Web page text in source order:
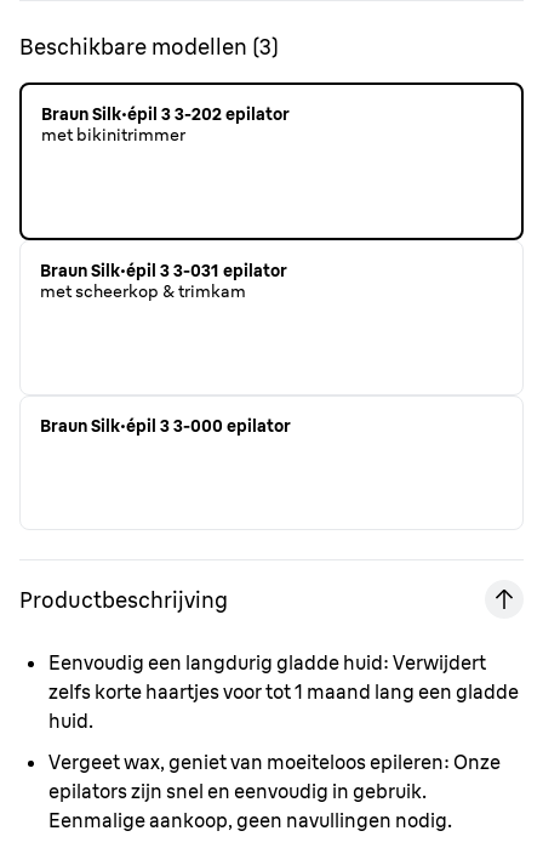
Beschikbare modellen (3)
Braun Silk·épil 3 3-202 epilator
met bikinitrimmer
Braun Silk·épil 3 3-031 epilator
met scheerkop & trimkam
Braun Silk·épil 3 3-000 epilator
Productbeschrijving
Eenvoudig een langdurig gladde huid: Verwijdert
zelfs korte haartjes voor tot 1 maand lang een gladde
huid.
Vergeet wax, geniet van moeiteloos epileren: Onze
epilators zijn snel en eenvoudig in gebruik.
Eenmalige aankoop, geen navullingen nodig.